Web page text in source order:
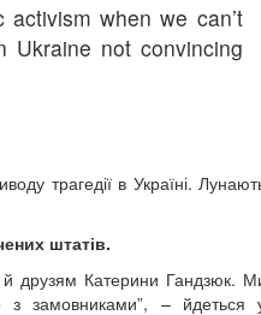
when we can’t
Ukraine not convincing
трагедії в Україні.
штатів.
й друзям Катерини Гандзюк.
з замовниками”, – йдеться